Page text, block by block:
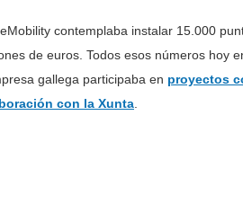
contemplaba instalar 15.000
de euros. Todos esos números hoy
gallega participaba en proyectos
con la Xunta